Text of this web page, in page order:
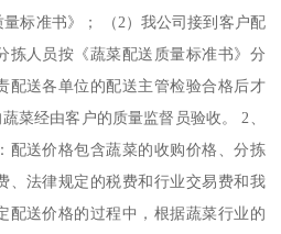
标准书》； （2）我公司接到客户配
拣人员按《蔬菜配送质量标准书》分
配送各单位的配送主管检验合格后才
菜经由客户的质量监督员验收。 2、
配送价格包含蔬菜的收购价格、分拣
、法律规定的税费和行业交易费和我
配送价格的过程中，根据蔬菜行业的